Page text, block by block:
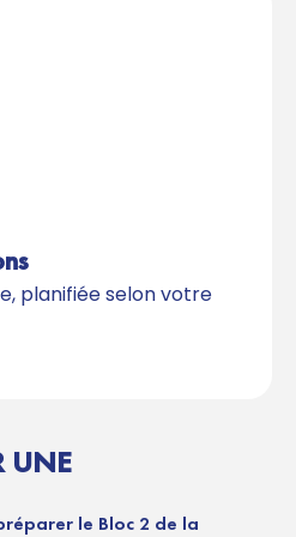
planifiée selon votre
UNE
le Bloc 2 de la